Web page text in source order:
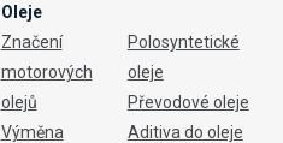
Oleje
Značení
motorových
olejů
Výměna
Polosyntetické
oleje
Převodové oleje
Aditiva do oleje